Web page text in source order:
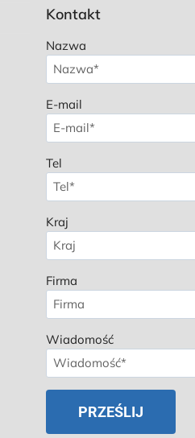
Kontakt
Nazwa
E-mail
Tel
Kraj
Firma
Wiadomość
Japanese
Korean
Russian
Spanish